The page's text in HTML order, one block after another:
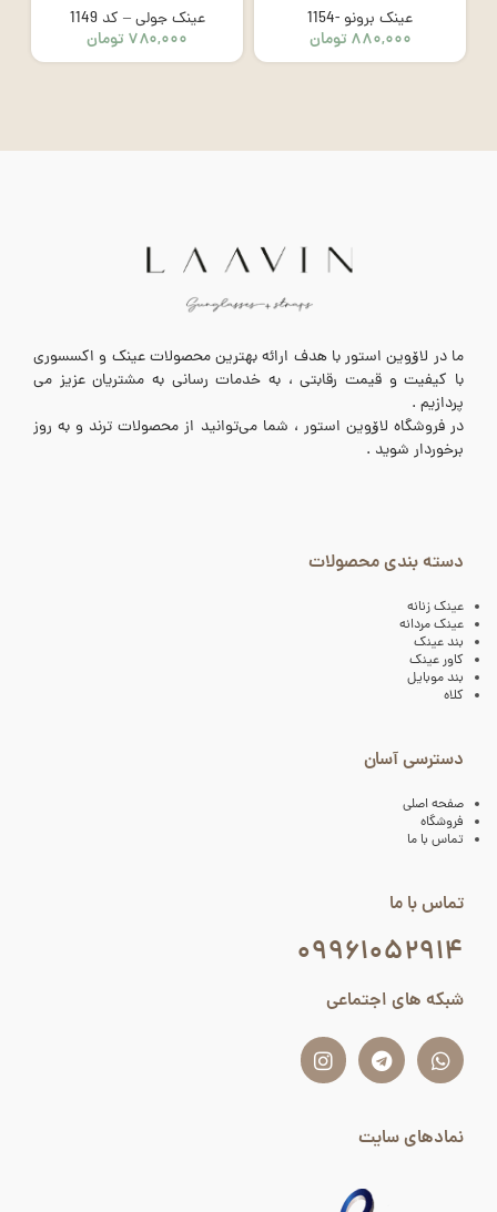
عینک برونو -1154
۸۸۰,۰۰۰ تومان
عینک جولی – کد 1149
۷۸۰,۰۰۰ تومان
ما در لاۆوین استور با هدف ارائه بهترین محصولات عینک و اکسسوری
با کیفیت و قیمت رقابتی ، به خدمات رسانی به مشتریان عزیز می
پردازیم .
در فروشگاه لاۆوین استور ، شما می‌توانید از محصولات ترند و به روز
برخوردار شوید .
دسته بندی محصولات
عینک زنانه
عینک مردانه
بند عینک
کاور عینک
بند موبایل
کلاه
دسترسی آسان
صفحه اصلی
فروشگاه
تماس با ما
تماس با ما
۰۹۹۶۱۰۵۲۹۱۴
شبکه های اجتماعی
نمادهای سایت